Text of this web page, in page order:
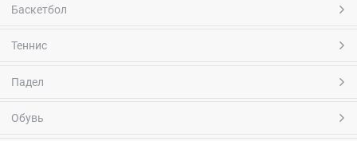
Баскетбол
Теннис
Падел
Обувь